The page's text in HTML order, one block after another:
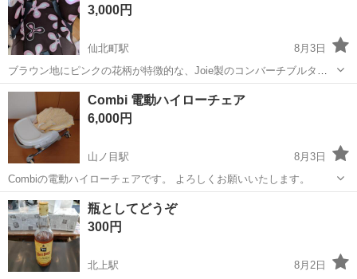
3,000円
仙北町駅
8月3日
ブラウン地にピンクの花柄が特徴的な、Joie製のコンバーチブルタイ
プチャイルドシートです。 - ブランド: Joie - タイプ: コンバーチブル
タイプチャイルドシート - 適応体重: 18kg以下 - カラー: ブラウン...
岩手 盛岡市 仙北町駅 ベビー用品
Combi 電動ハイローチェア
6,000円
山ノ目駅
8月3日
Combiの電動ハイローチェアです。 よろしくお願いいたします。
岩手 一関市 ベビー用品
瓶としてどうぞ
300円
北上駅
8月2日